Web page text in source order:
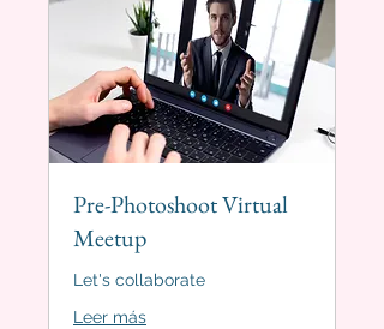
Pre-Photoshoot Virtual
Meetup
Let's collaborate
Leer más